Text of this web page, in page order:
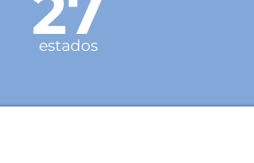
estados